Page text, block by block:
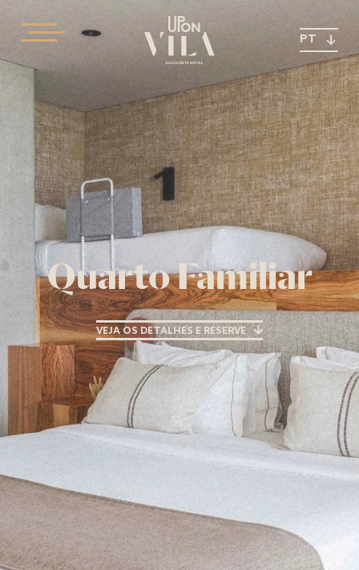
PT
Quarto Familiar
VEJA OS DETALHES E RESERVE